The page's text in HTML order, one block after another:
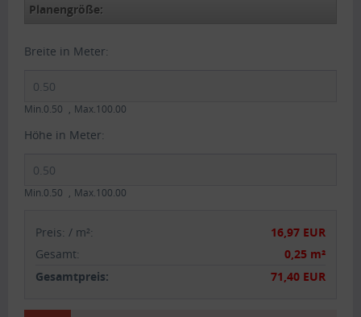
Planengröße:
Breite in Meter:
Min.0.50 Max.100.00
Höhe in Meter:
Min.0.50 Max.100.00
Preis: / m²:
16,97 EUR
Gesamt:
0,25 m²
Gesamtpreis:
71,40 EUR